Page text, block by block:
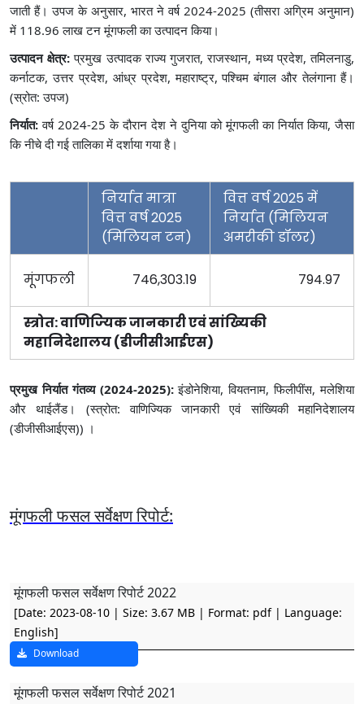
जाती हैं। उपज के अनुसार, भारत ने वर्ष 2024-2025 (तीसरा अग्रिम अनुमान)
में 118.96 लाख टन मूंगफली का उत्पादन किया।
उत्पादन क्षेत्र: प्रमुख उत्पादक राज्य गुजरात, राजस्थान, मध्य प्रदेश, तमिलनाडु,
कर्नाटक, उत्तर प्रदेश, आंध्र प्रदेश, महाराष्ट्र, पश्चिम बंगाल और तेलंगाना हैं।
(स्रोत: उपज)
निर्यात: वर्ष 2024-25 के दौरान देश ने दुनिया को मूंगफली का निर्यात किया, जैसा
कि नीचे दी गई तालिका में दर्शाया गया है।
निर्यात मात्रा
वित्त वर्ष 2025
(मिलियन टन)
वित्त वर्ष 2025 में
निर्यात (मिलियन
अमरीकी डॉलर)
मूंगफली 746,303.19 794.97
स्त्रोत: वाणिज्‍यिक जानकारी एवं सांख्‍यिकी
महानिदेशालय (डीजीसीआईएस)
प्रमुख निर्यात गंतव्य (2024-2025):इंडोनेशिया, वियतनाम, फिलीपींस, मलेशिया
और थाईलैंड। (स्त्रोत: वाणिज्‍यिक जानकारी एवं सांख्‍यिकी महानिदेशालय
(डीजीसीआईएस)) ।
मूंगफली फसल सर्वेक्षण रिपोर्ट:
मूंगफली फसल सर्वेक्षण रिपोर्ट 2022
[Date: 2023-08-10 | Size: 3.67 MB | Format: pdf | Language:
English]
Download
मूंगफली फसल सर्वेक्षण रिपोर्ट 2021